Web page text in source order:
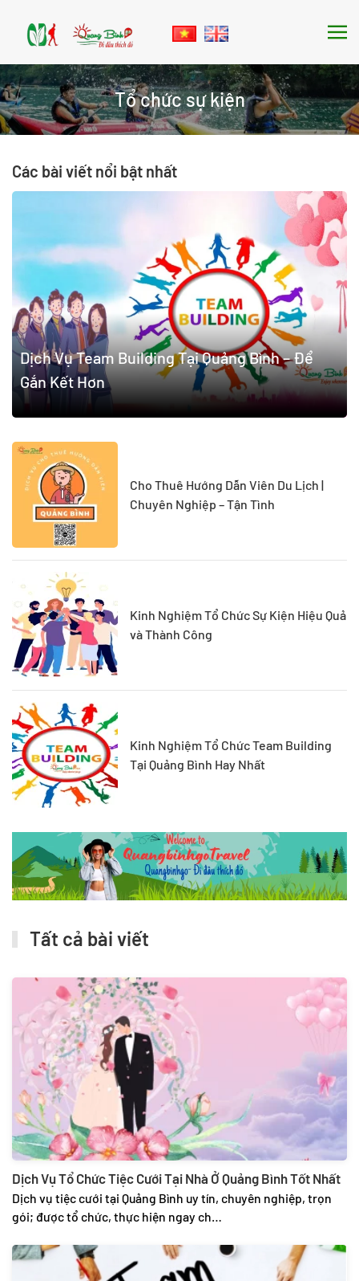
Skip to main content
Tổ chức sự kiện
Các bài viết nổi bật nhất
Dịch Vụ Team Building Tại Quảng Bình – Để
Gắn Kết Hơn
Cho Thuê Hướng Dẫn Viên Du Lịch |
Chuyên Nghiệp – Tận Tình
Kinh Nghiệm Tổ Chức Sự Kiện Hiệu Quả
và Thành Công
Kinh Nghiệm Tổ Chức Team Building
Tại Quảng Bình Hay Nhất
Tất cả bài viết
Dịch Vụ Tổ Chức Tiệc Cưới Tại Nhà Ở Quảng Bình Tốt Nhất
Dịch vụ tiệc cưới tại Quảng Bình uy tín, chuyên nghiệp, trọn
gói; được tổ chức, thực hiện ngay ch…